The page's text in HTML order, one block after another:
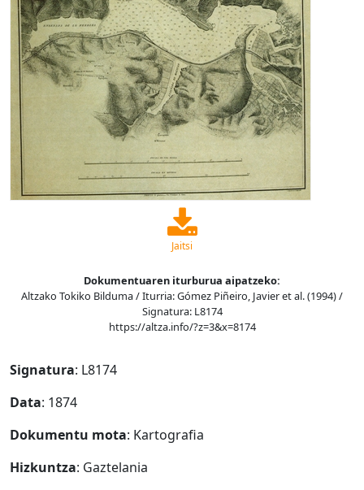
Jaitsi
Dokumentuaren iturburua aipatzeko:
Altzako Tokiko Bilduma / Iturria: Gómez Piñeiro, Javier et al. (1994) /
Signatura: L8174
https://altza.info/?z=3&x=8174
Signatura: L8174
Data: 1874
Dokumentu mota: Kartografia
Hizkuntza: Gaztelania